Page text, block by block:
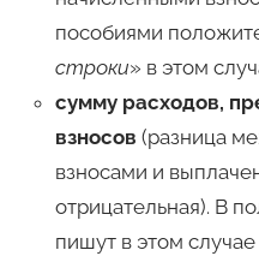
пособиями
строки» в этом
сумму расходов,
взносов (разница
взносами и
отрицательная). В
пишут в этом случае